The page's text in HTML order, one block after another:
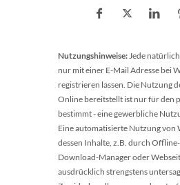
Nutzungshinweise:Jede
nur mit einer E-Mail Adresse bei
registrieren lassen. Die Nutzung
Online bereitstellt ist nur für den
bestimmt - eine gewerbliche
Eine automatisierte Nutzung von
dessen Inhalte, z.B. durch
Download-Manager oder
ausdrücklich strengstens